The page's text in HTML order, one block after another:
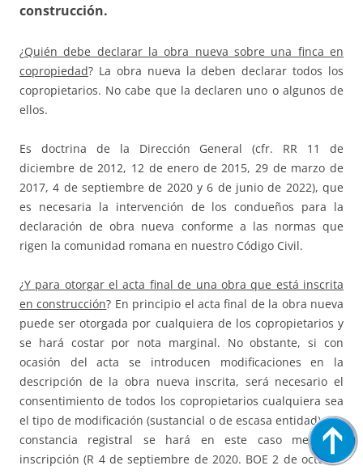
construcción.
¿Quién debe declarar la obra nueva sobre una finca en
copropiedad? La obra nueva la deben declarar todos los
copropietarios. No cabe que la declaren uno o algunos de
ellos.
Es doctrina de la Dirección General (cfr. RR 11 de
diciembre de 2012, 12 de enero de 2015, 29 de marzo de
2017, 4 de septiembre de 2020 y 6 de junio de 2022), que
es necesaria la intervención de los condueños para la
declaración de obra nueva conforme a las normas que
rigen la comunidad romana en nuestro Código Civil.
¿Y para otorgar el acta final de una obra que está inscrita
en construcción? En principio el acta final de la obra nueva
puede ser otorgada por cualquiera de los copropietarios y
se hará costar por nota marginal. No obstante, si con
ocasión del acta se introducen modificaciones en la
descripción de la obra nueva inscrita, será necesario el
consentimiento de todos los copropietarios cualquiera sea
el tipo de modificación (sustancial o de escasa entidad) y la
constancia registral se hará en este caso mediante
inscripción (R 4 de septiembre de 2020. BOE 2 de octubre